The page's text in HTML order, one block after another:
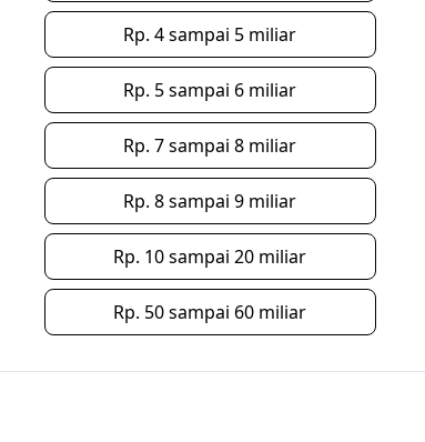
Rp. 4 sampai 5 miliar
Rp. 5 sampai 6 miliar
Rp. 7 sampai 8 miliar
Rp. 8 sampai 9 miliar
Rp. 10 sampai 20 miliar
Rp. 50 sampai 60 miliar